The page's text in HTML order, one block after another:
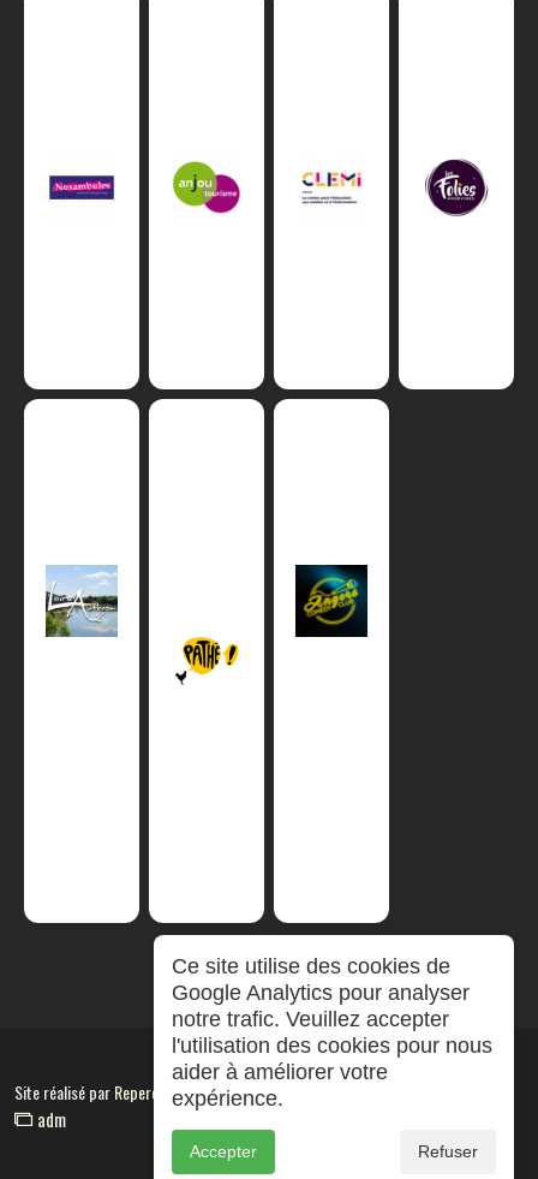
Site réalisé parRepereCom
adm
Ce site utilise des cookies de
Google Analytics pour analyser
notre trafic. Veuillez accepter
l'utilisation des cookies pour nous
aider à améliorer votre
expérience.
Accepter Refuser